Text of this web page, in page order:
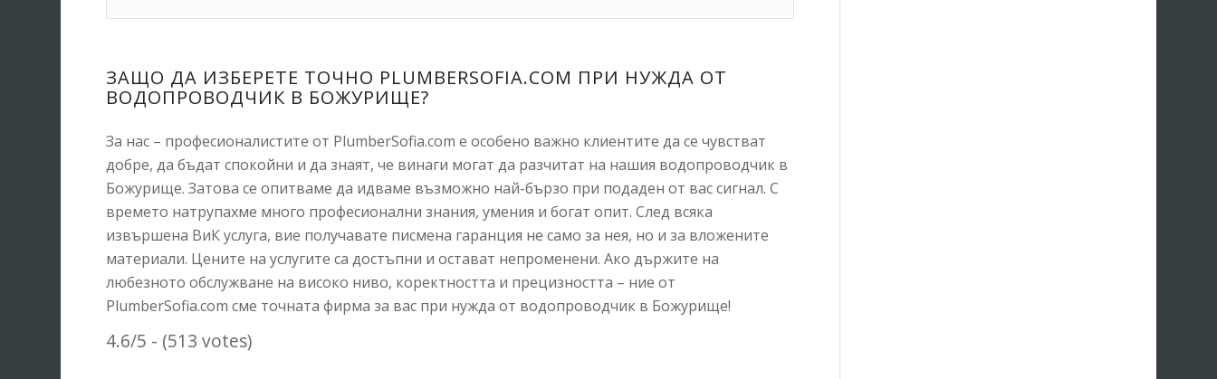
ЗАЩО ДА ИЗБЕРЕТЕ ТОЧНО PLUMBERSOFIA.COM ПРИ НУЖДА ОТ
ВОДОПРОВОДЧИК В БОЖУРИЩЕ?
За нас – професионалистите от PlumberSofia.com е особено важно клиентите да се чувстват
добре, да бъдат спокойни и да знаят, че винаги могат да разчитат на нашия водопроводчик в
Божурище. Затова се опитваме да идваме възможно най-бързо при подаден от вас сигнал. С
времето натрупахме много професионални знания, умения и богат опит. След всяка
извършена ВиК услуга, вие получавате писмена гаранция не само за нея, но и за вложените
материали. Цените на услугите са достъпни и остават непроменени. Ако държите на
любезното обслужване на високо ниво, коректността и прецизността – ние от
PlumberSofia.com сме точната фирма за вас при нужда от водопроводчик в Божурище!
4.6/5 - (513 votes)